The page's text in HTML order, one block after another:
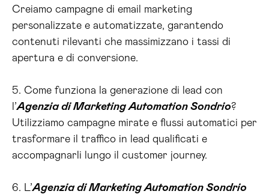
Creiamo campagne di email marketing
personalizzate e automatizzate, garantendo
contenuti rilevanti che massimizzano i tassi di
apertura e di conversione.
5. Come funziona la generazione di lead con
l’Agenzia di Marketing Automation Sondrio?
Utilizziamo campagne mirate e flussi automatici per
trasformare il traffico in lead qualificati e
accompagnarli lungo il customer journey.
6. L’Agenzia di Marketing Automation Sondrio